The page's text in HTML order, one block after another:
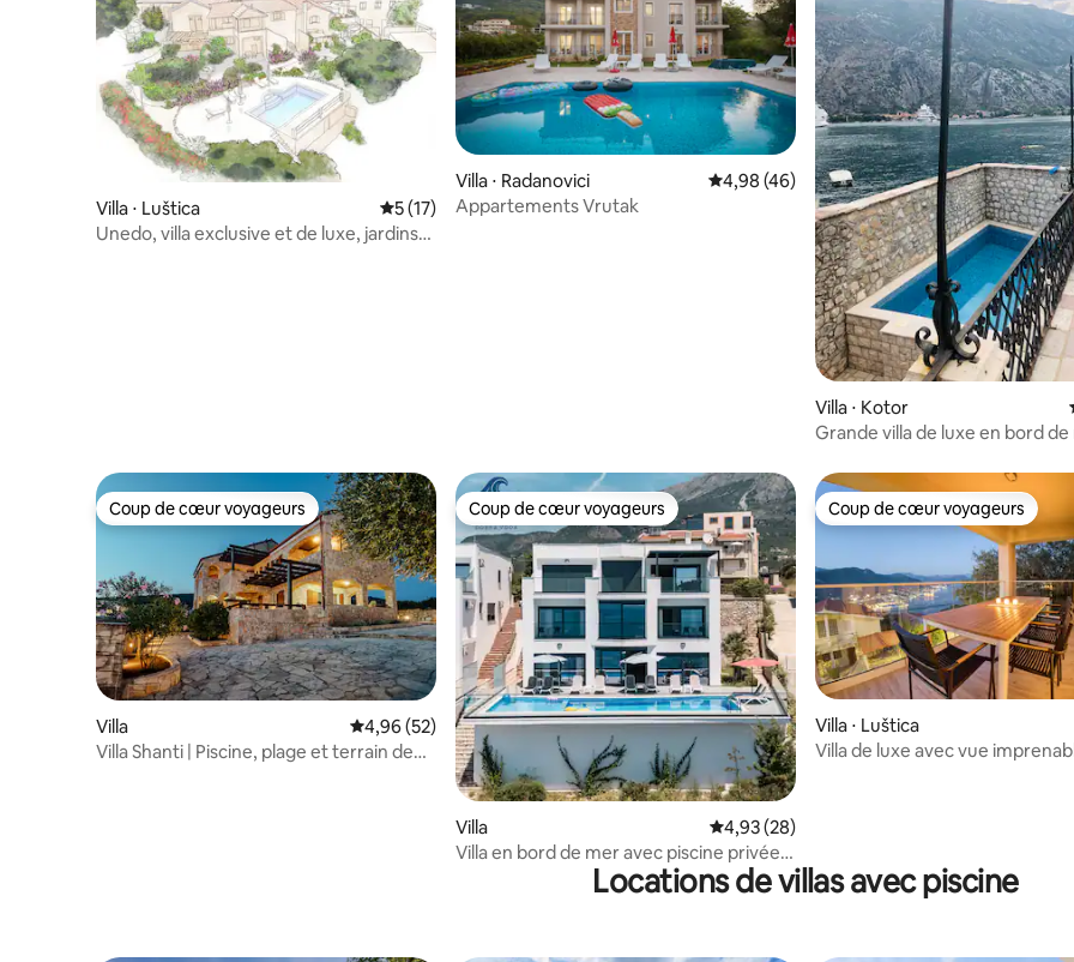
Villa ⋅ Luštica Évaluation moyenne sur la base de 17 commentaires : 5 sur 5
5 (17)
Unedo, villa exclusive et de luxe, jardins
Villa ⋅ Radanovici Évaluation moyenne sur la base de 46
4,98 (46)
Appartements Vrutak
Villa ⋅ Kotor
Grande villa de luxe en bord de
Coup de cœur voyageurs
Coup de cœur voyageurs
Villa Évaluation moyenne sur la base de 52 commentaires : 4,96 sur 5
4,96 (52)
Villa Shanti | Piscine, plage et terrain de
Coup de cœur voyageurs
Coup de cœur voyageurs
Villa Évaluation moyenne sur la base de 28
4,93 (28)
Villa en bord de mer avec piscine privée
Coup de cœur voyageurs
Coup de cœur voyageurs
Villa ⋅ Luštica
Villa de luxe avec vue
Locations de villas avec piscine